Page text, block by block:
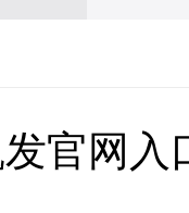
官网入